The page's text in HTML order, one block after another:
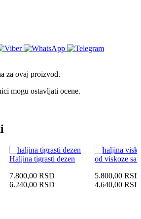
za ovaj proizvod.
mogu ostavljati ocene.
Haljina tigrasti dezen
7.800,00 RSD
6.240,00 RSD
od viskoze sa
5.800,00 RSD
4.640,00 RSD